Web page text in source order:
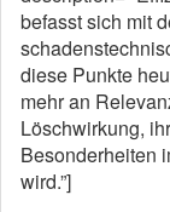
befasst sich mit
diese Punkte
mehr an
Löschwirkung,
Besonderheiten
wird.”]